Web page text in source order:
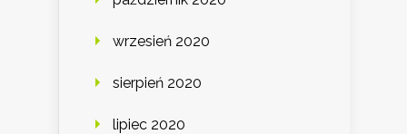
wrzesień 2020
sierpień 2020
lipiec 2020